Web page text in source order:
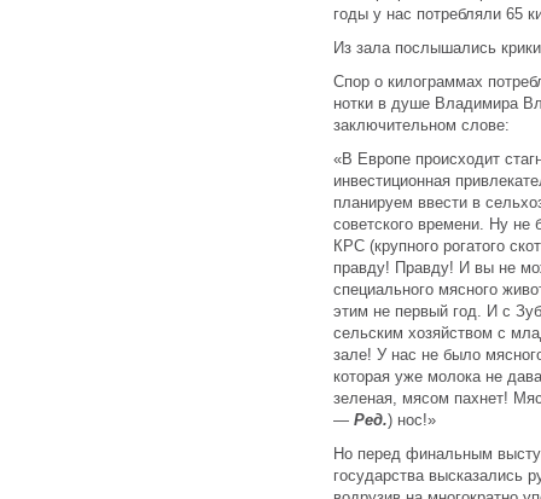
годы у нас потребляли 65
Из зала послышались
Спор о килограммах
нотки в душе Владимира
заключительном слове:
«В Европе происходит
инвестиционная
планируем ввести в
советского времени. Ну не
КРС (крупного рогатого
правду! Правду! И вы не
специального мясного
этим не первый год. И с
сельским хозяйством с
зале! У нас не было
которая уже молока не
зеленая, мясом пахнет!
— Ред.) нос!»
Но перед финальным
государства высказались